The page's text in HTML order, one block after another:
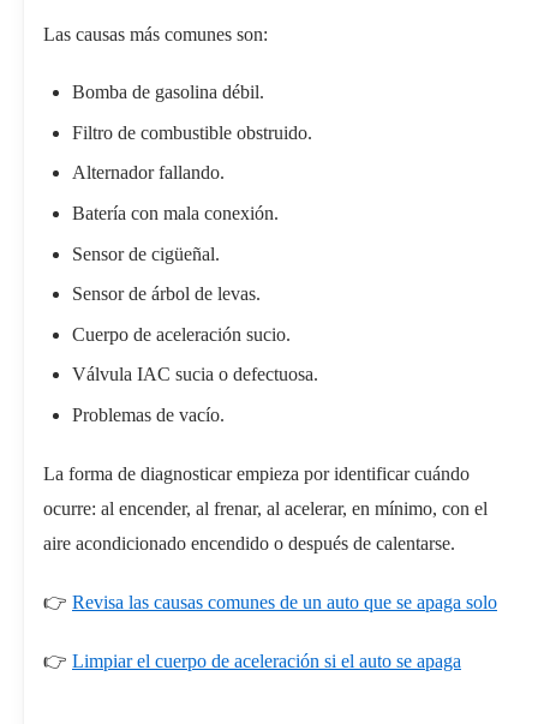
Las causas más comunes son:
Bomba de gasolina débil.
Filtro de combustible obstruido.
Alternador fallando.
Batería con mala conexión.
Sensor de cigüeñal.
Sensor de árbol de levas.
Cuerpo de aceleración sucio.
Válvula IAC sucia o defectuosa.
Problemas de vacío.
La forma de diagnosticar empieza por identificar cuándo
ocurre: al encender, al frenar, al acelerar, en mínimo, con el
aire acondicionado encendido o después de calentarse.
👉 Revisa las causas comunes de un auto que se apaga solo
👉 Limpiar el cuerpo de aceleración si el auto se apaga